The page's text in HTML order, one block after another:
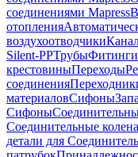
соединениями Mapress
отопления
воздухоотводчики
Silent-PPТрубыФитинги
крестовиныПереходы
соединения
материаловСифоны
Сифоны
Соединительные колена
детали для